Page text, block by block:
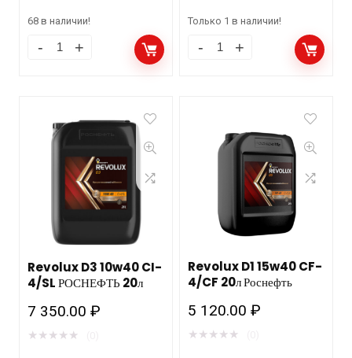
68 в наличии! Только 1 в наличии!
Revolux D3 10w40 CI-
4/SL РОСНЕФТЬ 20л
7 350.00₽
★ ★ ★ ★ ★
Revolux D1 15w40 CF-
4/CF 20л Роснефть
5 120.00₽
★ ★ ★ ★ ★